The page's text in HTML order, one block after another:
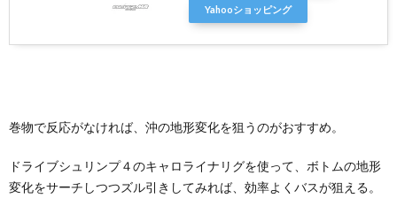
Yahooショッピング
巻物で反応がなければ、沖の地形変化を狙うのがおすすめ。
ドライブシュリンプ４のキャロライナリグを使って、ボトムの地形
変化をサーチしつつズル引きしてみれば、効率よくバスが狙える。